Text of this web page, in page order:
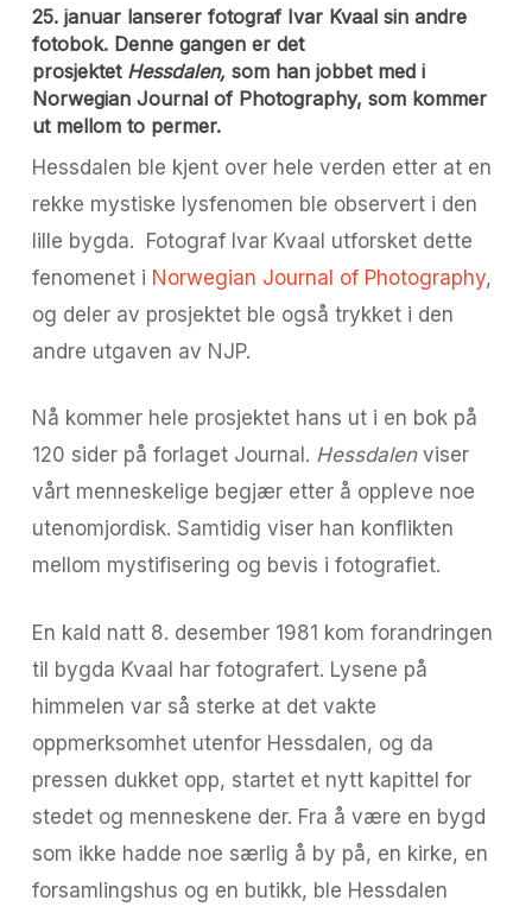
25. januar lanserer fotograf Ivar Kvaal sin andre
fotobok. Denne gangen er det
prosjektet Hessdalen, som han jobbet med i
Norwegian Journal of Photography, som kommer
ut mellom to permer.
Hessdalen ble kjent over hele verden etter at en
rekke mystiske lysfenomen ble observert i den
lille bygda. Fotograf Ivar Kvaal utforsket dette
fenomenet i Norwegian Journal of Photography,
og deler av prosjektet ble også trykket i den
andre utgaven av NJP.
Nå kommer hele prosjektet hans ut i en bok på
120 sider på forlaget Journal. Hessdalenviser
vårt menneskelige begjær etter å oppleve noe
utenomjordisk. Samtidig viser han konflikten
mellom mystifisering og bevis i fotografiet.
En kald natt 8. desember 1981 kom forandringen
til bygda Kvaal har fotografert. Lysene på
himmelen var så sterke at det vakte
oppmerksomhet utenfor Hessdalen, og da
pressen dukket opp, startet et nytt kapittel for
stedet og menneskene der. Fra å være en bygd
som ikke hadde noe særlig å by på, en kirke, en
forsamlingshus og en butikk, ble Hessdalen